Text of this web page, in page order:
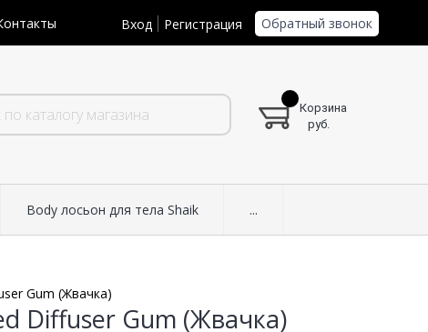
Вход Регистрация Обратный звонок
Корзина
руб.
Body лосьон для тела Shaik ...
Gum (Жвачка)
Diffuser Gum (Жвачка)